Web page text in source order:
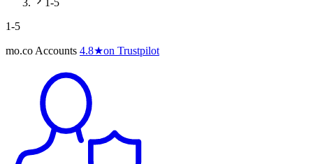
1-5
1-5
mo.co Accounts 4.8★on Trustpilot